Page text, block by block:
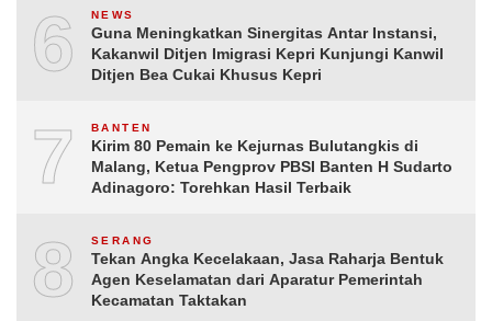
6 NEWS
Guna Meningkatkan Sinergitas Antar Instansi,
Kakanwil Ditjen Imigrasi Kepri Kunjungi Kanwil
Ditjen Bea Cukai Khusus Kepri
7 BANTEN
Kirim 80 Pemain ke Kejurnas Bulutangkis di
Malang, Ketua Pengprov PBSI Banten H Sudarto
Adinagoro: Torehkan Hasil Terbaik
8 SERANG
Tekan Angka Kecelakaan, Jasa Raharja Bentuk
Agen Keselamatan dari Aparatur Pemerintah
Kecamatan Taktakan